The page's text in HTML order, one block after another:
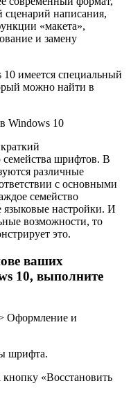
написания,
«макета»,
и замену
имеется специальный
можно найти в
Windows 10
семейства шрифтов. В
различные
с основными
семейство
настройки. И
возможности, то
это.
ваших
10, выполните
Оформление и
шрифта.
«Восстановить